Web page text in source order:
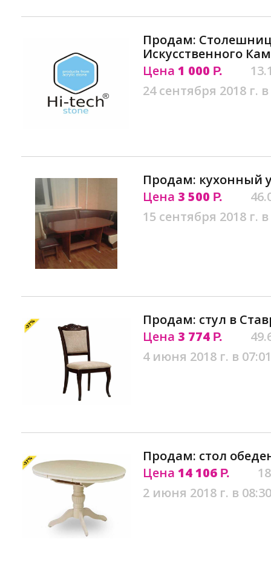
Продам:
Искусственного
Цена 1 000 Р.
24 сентября 2018 г.
Продам: кухонный
Цена 3 500 Р.
15 сентября 2018 г.
Продам: стул в
Цена 3 774 Р.
4 июня 2018 г. в 07:01
Продам: стол
Цена 14 106 Р.
2 июня 2018 г. в 08:30